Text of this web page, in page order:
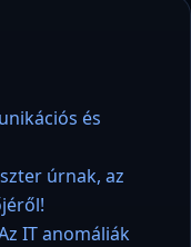
és
úrnak, az
IT anomáliák